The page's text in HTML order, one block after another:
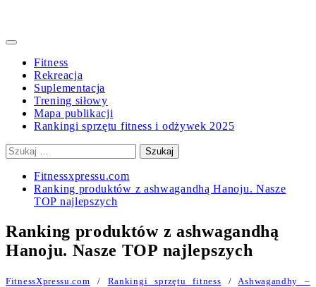
Primary
Fitness
Rekreacja
Suplementacja
Trening siłowy
Mapa publikacji
Rankingi sprzętu fitness i odżywek 2025
Szukaj:
Fitnessxpressu.com
Ranking produktów z ashwagandhą Hanoju. Nasze
TOP najlepszych
Ranking produktów z ashwagandhą
Hanoju. Nasze TOP najlepszych
FitnessXpressu.com / Rankingi sprzętu fitness / Ashwagandhy –